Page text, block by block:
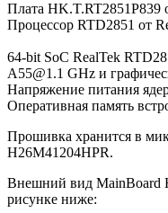
Плата HK.T.RT2851P839
Процессор RTD2851 от
64-bit SoC RealTek
A55@1.1 GHz и
Напряжение питания
Оперативная память
Прошивка хранится в
H26M41204HPR.
Внешний вид MainBoard
рисунке ниже: